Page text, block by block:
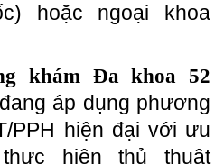
hoặc ngoại khoa
khám Đa khoa 52
áp dụng phương
PPH hiện đại với ưu
hiện thủ thuật